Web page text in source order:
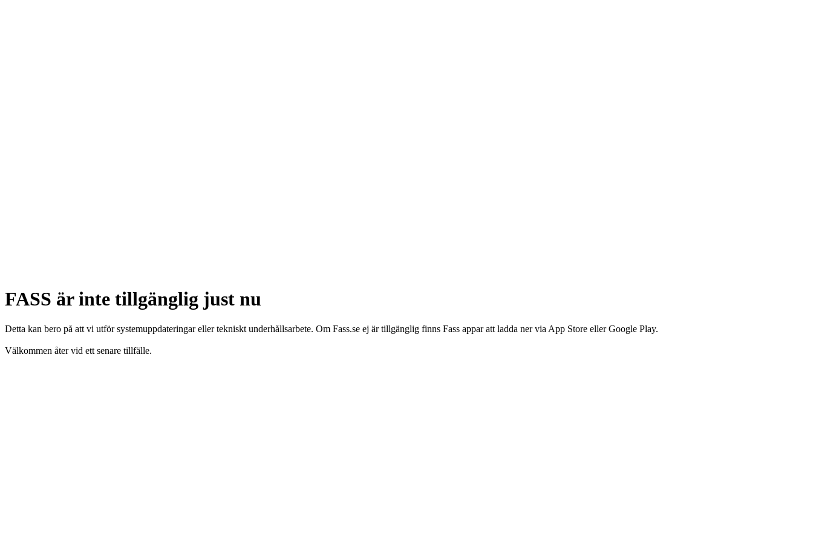
FASS är inte tillgänglig just nu
Detta kan bero på att vi utför systemuppdateringar eller tekniskt underhållsarbete. Om Fass.se ej är tillgänglig finns Fass appar att ladda ner via App Store eller Google Play.
Välkommen åter vid ett senare tillfälle.